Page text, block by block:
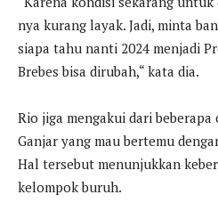
nya kurang layak. Jadi, minta
siapa tahu nanti 2024 menjadi
Brebes bisa dirubah,“ kata dia.
Rio jiga mengakui dari
Ganjar yang mau bertemu
Hal tersebut menunjukkan
kelompok buruh.